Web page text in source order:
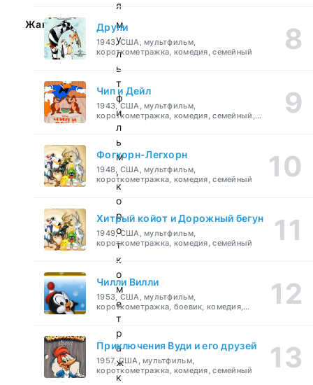
я
Жанр:
м
у
л
ь
т
ф
и
л
ь
м
,
к
о
р
о
т
к
о
м
е
т
р
а
ж
к
Друпи
1943, США, мультфильм,
короткометражка, комедия, семейный
Чип и Дейл
1943, США, мультфильм,
короткометражка, комедия, семейный,
детский
Фогхорн-Легхорн
1948, США, мультфильм,
короткометражка, комедия, семейный
Хитрый койот и Дорожный бегун
1949, США, мультфильм,
короткометражка, комедия, семейный
Чилли Вилли
1953, США, мультфильм,
короткометражка, боевик, комедия,
приключения, семейный
Приключения Вуди и его друзей
1957, США, мультфильм,
короткометражка, комедия, семейный